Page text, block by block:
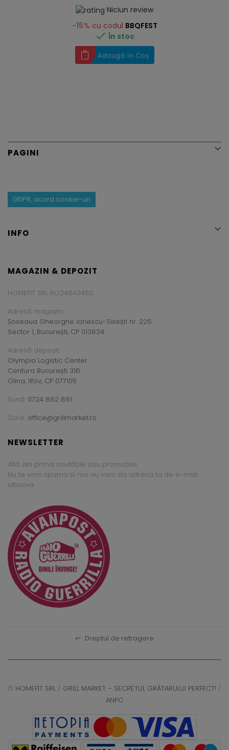
Niciun review
-15% cu codul BBQFEST
 În stoc
Adaugă în Coș
PAGINI 
GDPR, acord cookie-uri
INFO 
MAGAZIN & DEPOZIT
HOMEFIT SRL RO24842480
Adresă magazin:
Șoseaua Gheorghe Ionescu-Sisești nr. 226
Sector 1, București, CP 013824
Adresă depozit:
Olympia Logistic Center
Centura București 316
Glina, Ilfov, CP 077105
Sună: 0724 862 861
Scrie: office@grillmarket.ro
NEWSLETTER
Află din prima noutățile sau promoțiile.
Nu te vom spama și nici nu vom da adresa ta de e-mail
altcuiva.
↩ Dreptul de retragere
© HOMEFIT SRL / GRILL MARKET – SECRETUL GRĂTARULUI PERFECT! /
ANPC